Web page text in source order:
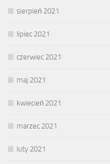
sierpień 2021
lipiec 2021
czerwiec 2021
maj 2021
kwiecień 2021
marzec 2021
luty 2021